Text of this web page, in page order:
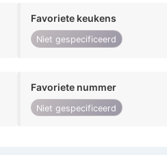
Favoriete keukens
Niet gespecificeerd
Favoriete nummer
Niet gespecificeerd